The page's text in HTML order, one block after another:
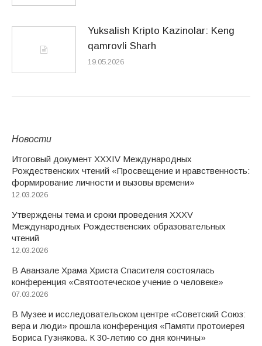
Yuksalish Kripto Kazinolar: Keng
qamrovli Sharh
19.05.2026
Новости
Итоговый документ XXХIV Международных
Рождественских чтений «Просвещение и нравственность:
формирование личности и вызовы времени»
12.03.2026
Утверждены тема и сроки проведения XXXV
Международных Рождественских образовательных
чтений
12.03.2026
В Аванзале Храма Христа Спасителя состоялась
конференция «Святоотеческое учение о человеке»
07.03.2026
В Музее и исследовательском центре «Советский Союз:
вера и люди» прошла конференция «Памяти протоиерея
Бориса Гузнякова. К 30-летию со дня кончины»